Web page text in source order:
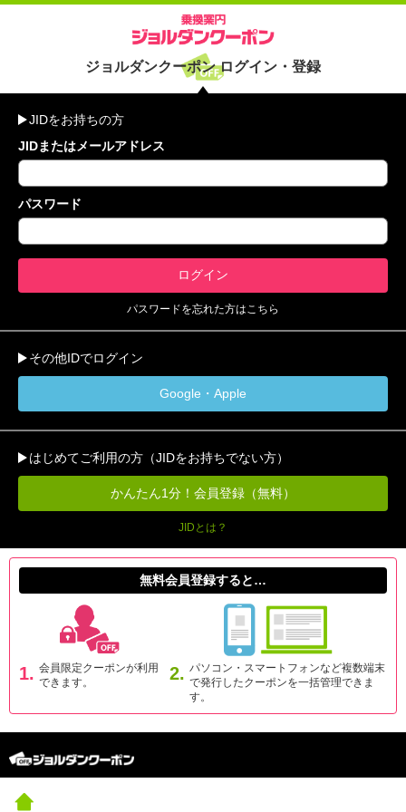
ジョルダンクーポン ログイン・登録
JIDをお持ちの方
JIDまたはメールアドレス
パスワード
パスワードを忘れた方はこちら
その他IDでログイン
Google・Apple
はじめてご利用の方（JIDをお持ちでない方）
かんたん1分！会員登録（無料）
JIDとは？
無料会員登録すると…
1. 会員限定クーポンが利用
できます。
2. パソコン・スマートフォンなど複数端末
で発行したクーポンを一括管理できま
す。